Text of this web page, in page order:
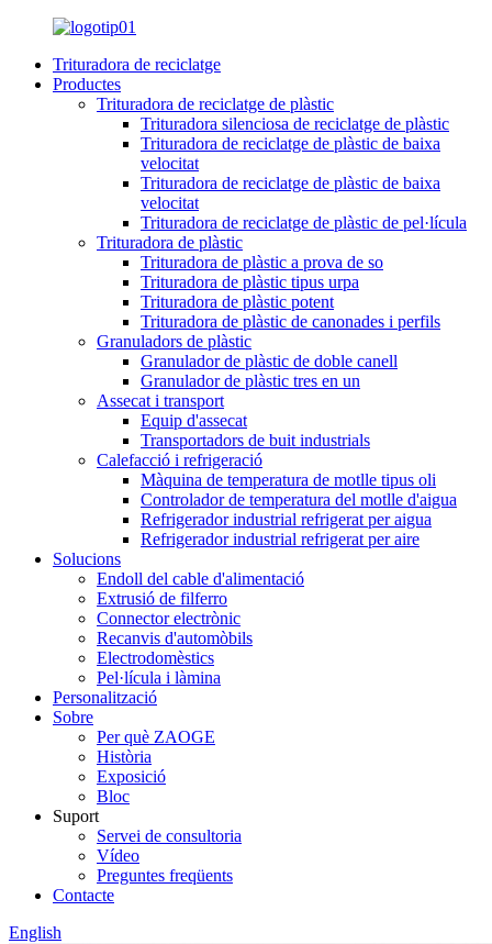
Trituradora de reciclatge
Productes
Trituradora de reciclatge de plàstic
Trituradora silenciosa de reciclatge de plàstic
Trituradora de reciclatge de plàstic de baixa
velocitat
Trituradora de reciclatge de plàstic de baixa
velocitat
Trituradora de reciclatge de plàstic de pel·lícula
Trituradora de plàstic
Trituradora de plàstic a prova de so
Trituradora de plàstic tipus urpa
Trituradora de plàstic potent
Trituradora de plàstic de canonades i perfils
Granuladors de plàstic
Granulador de plàstic de doble canell
Granulador de plàstic tres en un
Assecat i transport
Equip d'assecat
Transportadors de buit industrials
Calefacció i refrigeració
Màquina de temperatura de motlle tipus oli
Controlador de temperatura del motlle d'aigua
Refrigerador industrial refrigerat per aigua
Refrigerador industrial refrigerat per aire
Solucions
Endoll del cable d'alimentació
Extrusió de filferro
Connector electrònic
Recanvis d'automòbils
Electrodomèstics
Pel·lícula i làmina
Personalització
Sobre
Per què ZAOGE
Història
Exposició
Bloc
Suport
Servei de consultoria
Vídeo
Preguntes freqüents
Contacte
English